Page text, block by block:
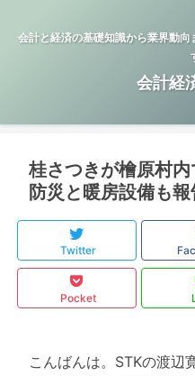
会計と経済の基礎知識から業界動
会計経
桂さつきが檜原村
防災と暖房設備も報
Twitter
Pocket
こんばんは。STKの渡辺